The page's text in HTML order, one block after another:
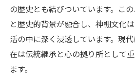
の歴史とも結びついています。こ
と歴史的背景が融合し、神棚文化
活の中に深く浸透しています。現
在は伝統継承と心の拠り所として
ます。